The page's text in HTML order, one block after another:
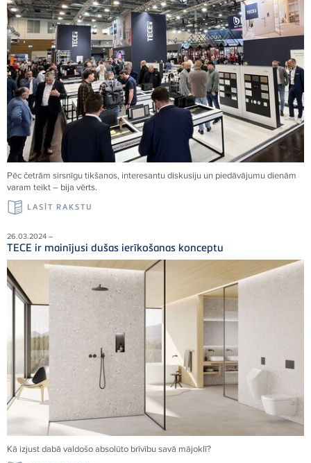
Pēc četrām sirsnīgu tikšanos, interesantu diskusiju un piedāvājumu dienām
varam teikt – bija vērts.
LASĪT RAKSTU
26.03.2024 –
TECE ir mainījusi dušas ierīkošanas konceptu
Kā izjust dabā valdošo absolūto brīvību savā mājoklī?